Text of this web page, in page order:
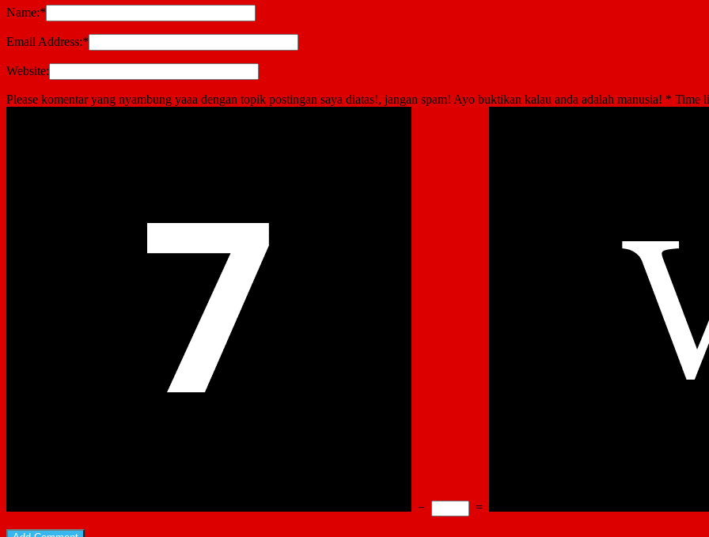
Name:*
Email Address:*
Website:
Please komentar yang nyambung yaaa dengan topik postingan saya diatas!, jangan spam! Ayo buktikan kalau anda adalah manusia! * Time
− =